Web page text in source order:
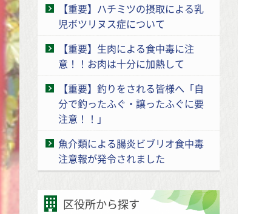
【重要】ハチミツの摂取による乳
児ボツリヌス症について
【重要】生肉による食中毒に注
意！！お肉は十分に加熱して
【重要】釣りをされる皆様へ「自
分で釣ったふぐ・譲ったふぐに要
注意！！」
魚介類による腸炎ビブリオ食中毒
注意報が発令されました
区役所から探す